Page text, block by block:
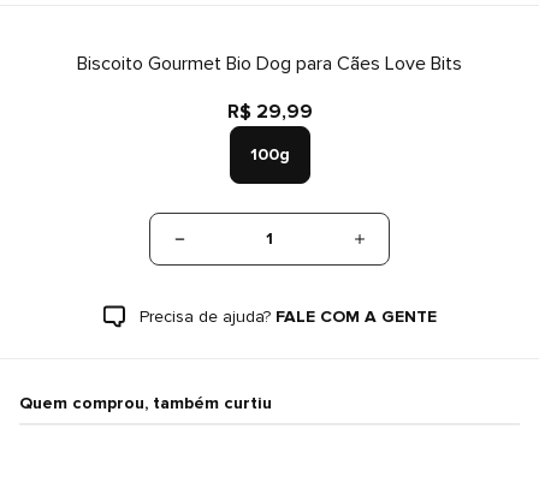
Biscoito Gourmet Bio Dog para Cães Love Bits
R$ 29,99
100g
1
Precisa de ajuda? FALE COM A GENTE
Quem comprou, também curtiu